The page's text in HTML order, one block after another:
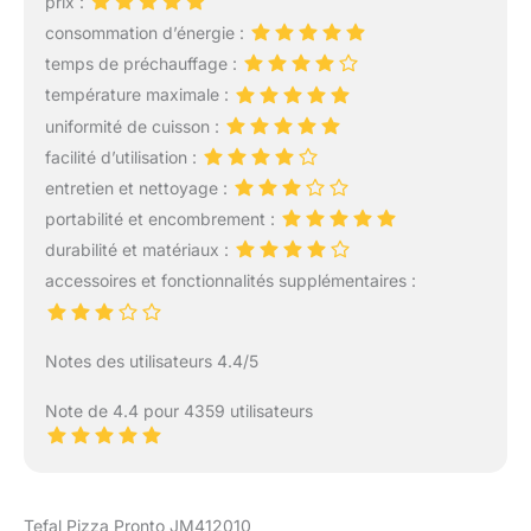
température à travers la
vitre du four, sans ouvrir
MÉTAL INOX: Corps en
métal résistant à la
chaleur pour une
utilisation régulière au
four. Le format compact
prend peu de place sur la
grille et se range
facilement après usage
en cuisine POSE OU
posé debout sur une
l’espace disponible.
consommation d’énergie :
temps de préchauffage :
température maximale :
uniformité de cuisson :
facilité d’utilisation :
entretien et nettoyage :
portabilité et encombrement :
durabilité et matériaux :
accessoires et fonctionnalités supplémentaires :
Notes des utilisateurs 4.4/5
Note de 4.4 pour 4359 utilisateurs
Tefal Pizza Pronto JM412010